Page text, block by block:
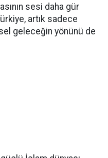
sesi daha gür
artık sadece
geleceğin yönünü de